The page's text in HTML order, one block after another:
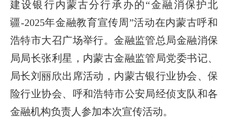
建设银行内蒙古分行承办的“金融消保护北
疆-2025年金融教育宣传周”活动在内蒙古呼和
浩特市大召广场举行。金融监管总局金融消保
局局长张利星，内蒙古金融监管局党委书记、
局长刘丽欣出席活动，内蒙古银行业协会、保
险行业协会、呼和浩特市公安局经侦支队和各
金融机构负责人参加本次宣传活动。